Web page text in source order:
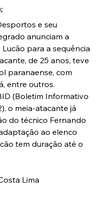
e seu
anunciam a
para a sequência
de 25 anos, teve
paranaense, com
entre outros.
(Boletim Informativo
o meia-atacante já
do técnico Fernando
ao elenco
tem duração até o
Lima